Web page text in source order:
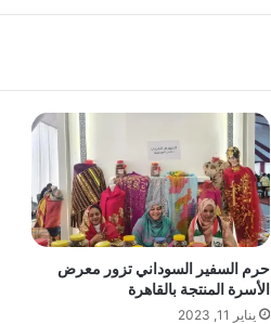
حرم السفير السوداني تزور معرض
الأسرة المنتجة بالقاهرة
يناير 11, 2023